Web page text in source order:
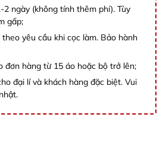
2 ngày (không tính thêm phí). Tùy
gấp;
yêu cầu khi cọc làm. Bảo hành
đơn hàng từ 15 áo hoặc bộ trở lên;
đại lí và khách hàng đặc biệt. Vui